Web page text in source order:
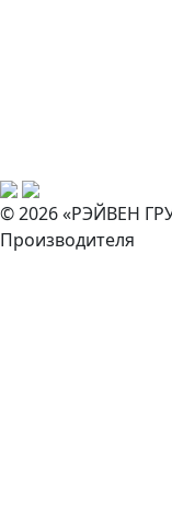
© 2026 «РЭЙВЕН
Производителя